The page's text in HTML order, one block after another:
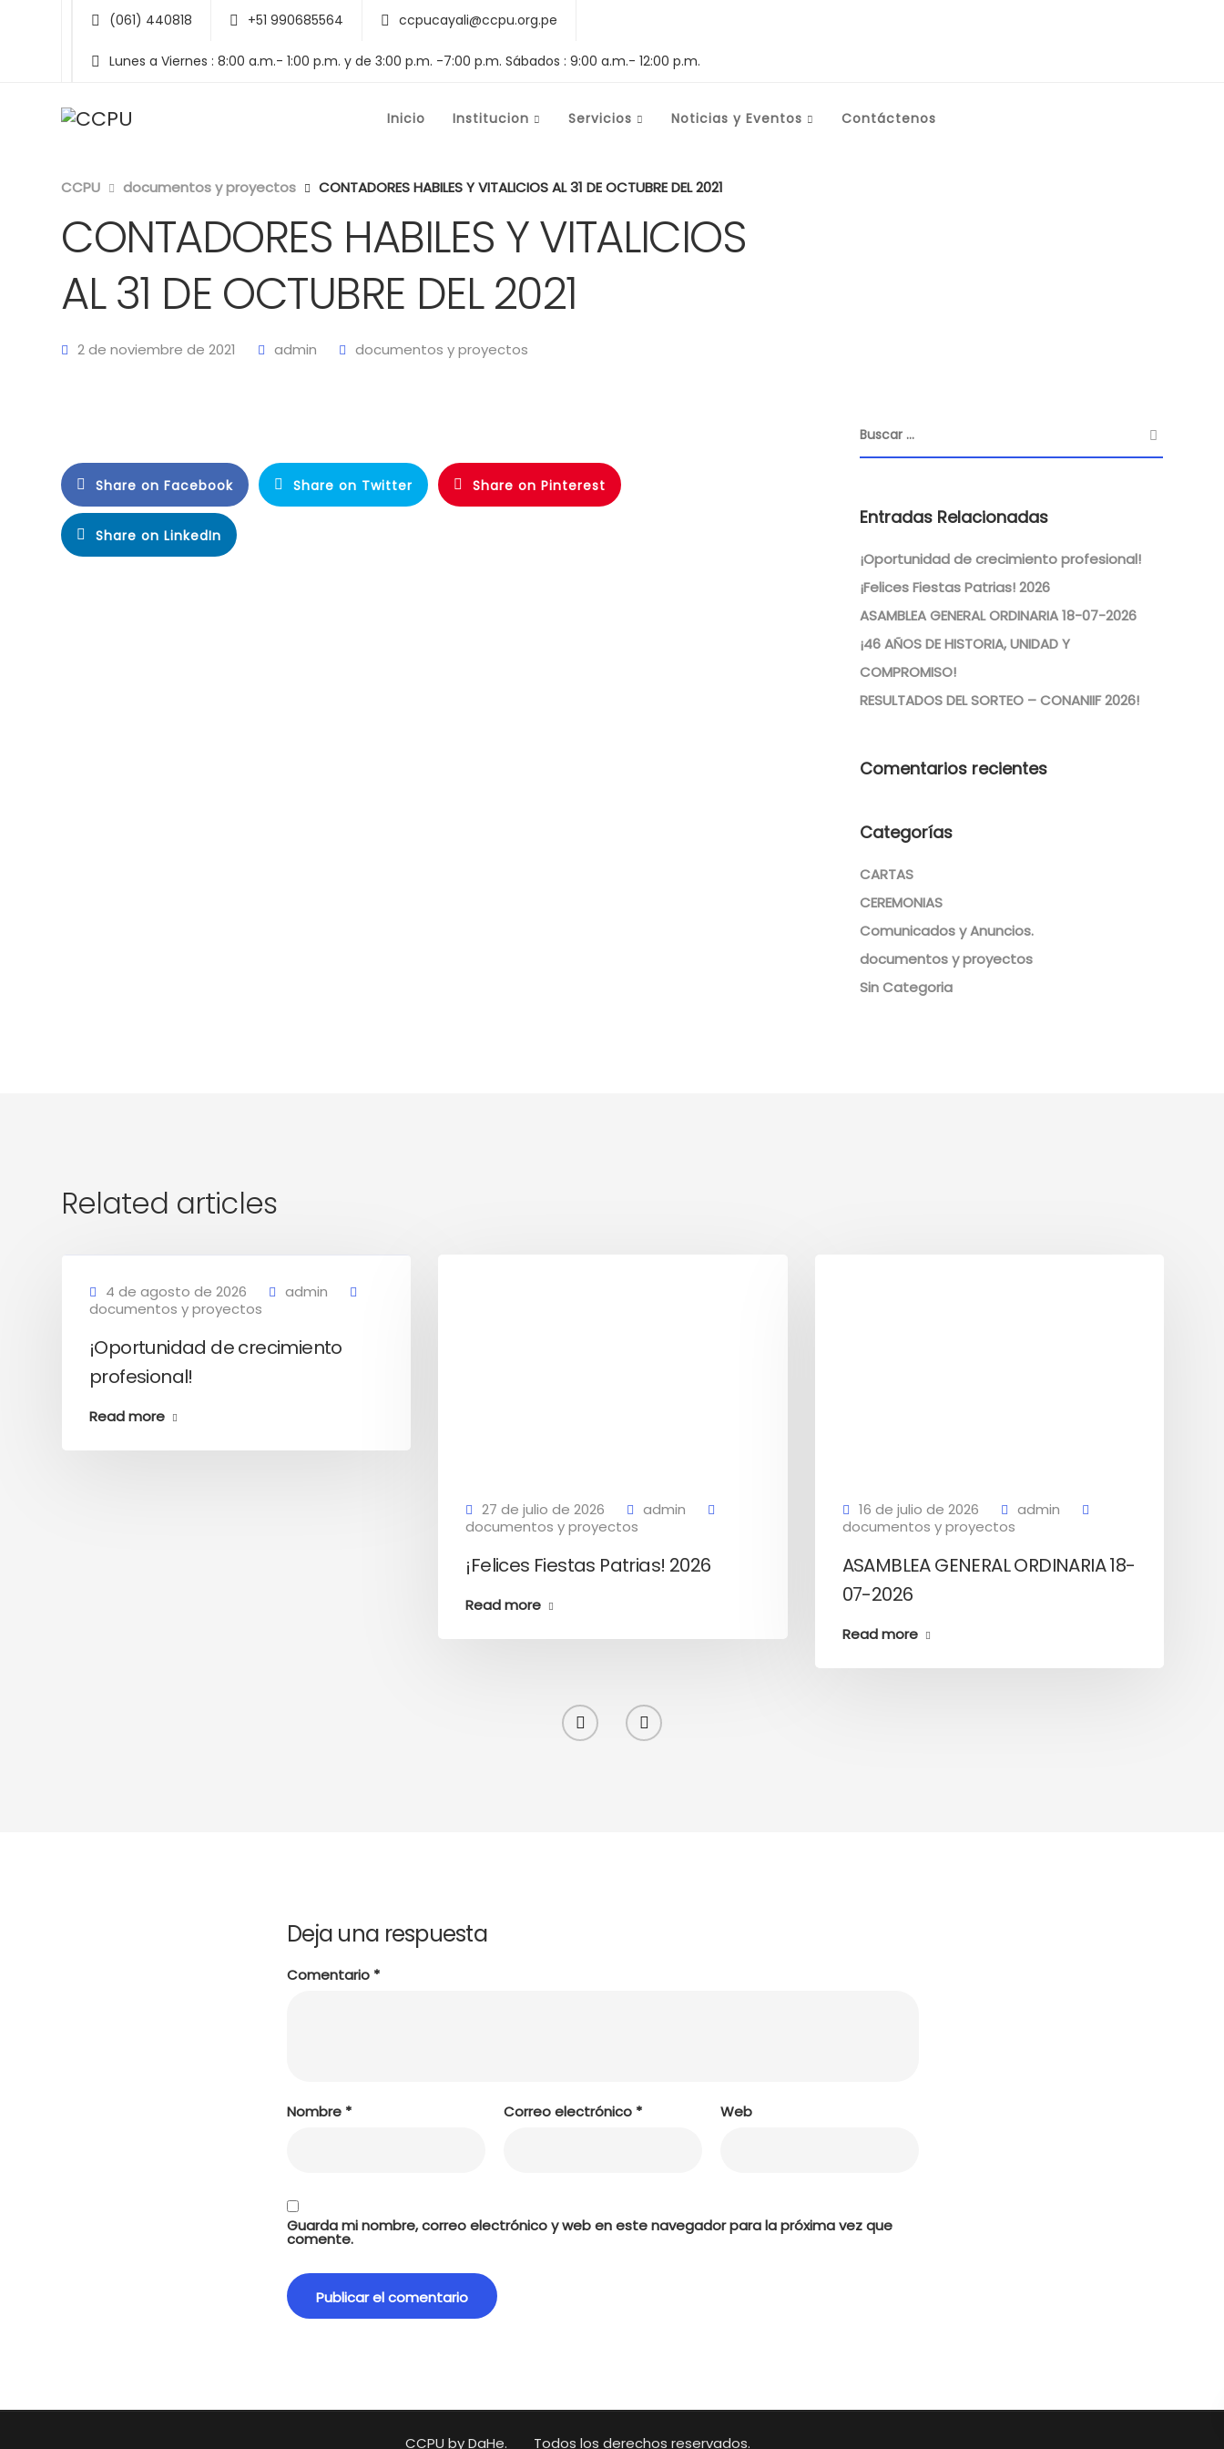
(061) 440818 +51 990685564 ccpucayali@ccpu.org.pe
Lunes a Viernes : 8:00 a.m.- 1:00 p.m. y de 3:00 p.m. -7:00 p.m. Sábados : 9:00 a.m.- 12:00 p.m.
Inicio Institucion Servicios Noticias y Eventos Contáctenos
CCPU documentos y proyectos CONTADORES HABILES Y VITALICIOS AL 31 DE OCTUBRE DEL 2021
CONTADORES HABILES Y VITALICIOS
AL 31 DE OCTUBRE DEL 2021
2 de noviembre de 2021 admin documentos y proyectos
Share on Facebook Share on Twitter Share on Pinterest
Share on LinkedIn
Entradas Relacionadas
¡Oportunidad de crecimiento profesional!
¡Felices Fiestas Patrias! 2026
ASAMBLEA GENERAL ORDINARIA 18-07-2026
¡46 AÑOS DE HISTORIA, UNIDAD Y
COMPROMISO!
RESULTADOS DEL SORTEO – CONANIIF 2026!
Comentarios recientes
Categorías
CARTAS
CEREMONIAS
Comunicados y Anuncios.
documentos y proyectos
Sin Categoria
Related articles
4 de agosto de 2026
admin
documentos y proyectos
¡Oportunidad de crecimiento
profesional!
Read more
27 de julio de 2026
admin
documentos y proyectos
¡Felices Fiestas Patrias! 2026
Read more
16 de julio de 2026
admin
documentos y proyectos
ASAMBLEA GENERAL ORDINARIA 18-
07-2026
Read more
Deja una respuesta
Comentario *
Nombre * Correo electrónico * Web
Guarda mi nombre, correo electrónico y web en este navegador para la próxima vez que
comente.
CCPU by DaHe. Todos los derechos reservados.